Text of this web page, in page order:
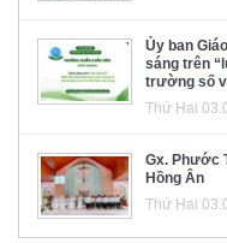
Ủy ban
sáng trên
trường số
Thứ Hai
Gx. Phước
Hồng Ân
Thứ Hai